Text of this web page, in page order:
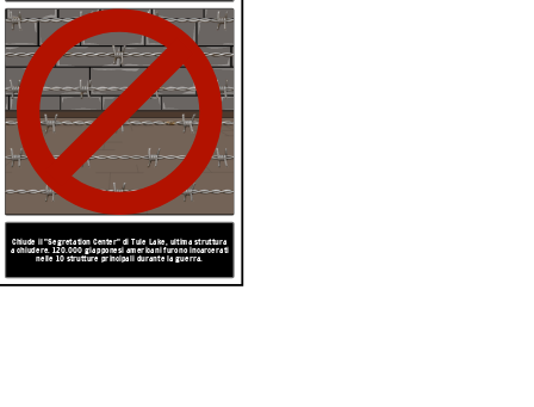
Chiude il "Segretation Center" di Tule Lake, ultima struttura
a chiudere. 120.000 giapponesi americani furono incarcerati
nelle 10 strutture principali durante la guerra.